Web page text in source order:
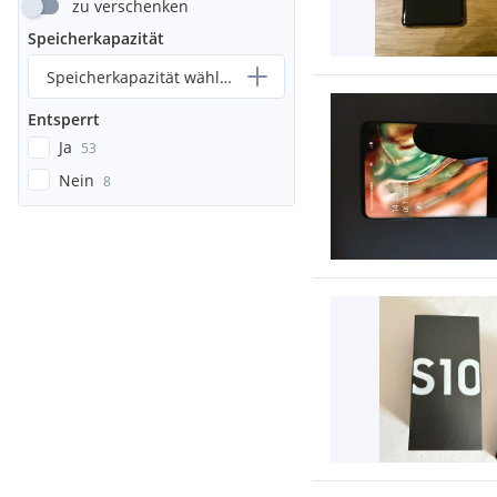
zu verschenken
Speicherkapazität
Speicherkapazität wählen...
Entsperrt
Ja 53
Nein 8